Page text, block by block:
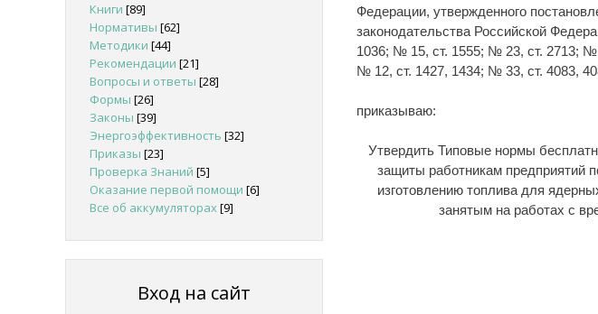
Федерации, утвержденного
законодательства Российской
1036; № 15, ст. 1555; № 23, ст. 2713;
№ 12, ст. 1427, 1434; № 33, ст. 4083,
приказываю:
Утвердить Типовые нормы
защиты работникам предприятий
изготовлению топлива для
занятым на работах с
Книги [89]
Нормативы [62]
Методики [44]
Рекомендации [21]
Вопросы и ответы [28]
Формы [26]
Законы [39]
Энергоэффективность [32]
Приказы [23]
Проверка Знаний [5]
Оказание первой помощи [6]
Все об аккумуляторах[9]
Вход на сайт